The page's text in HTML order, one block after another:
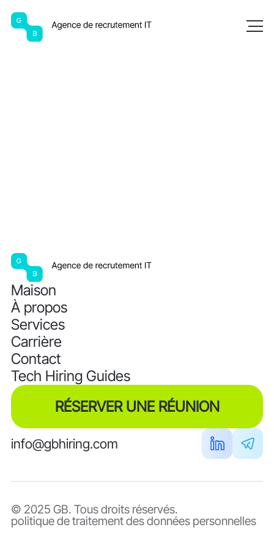
Maison
À propos
Services
Carrière
Contact
Tech Hiring Guides
RÉSERVER UNE RÉUNION
info@gbhiring.com
© 2025 GB. Tous droits réservés.
politique de traitement des données personnelles